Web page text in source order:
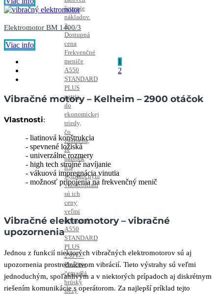
šetrenie
nákladov.
3.
Dostupná
cena
Frekvenčné
meniče
A550
STANDARD
PLUS
patria
do
ekonomickej
triedy,
čo
znamená,
že
napriek
ich
výnimočným
vlastnostiam
sú ich
ceny
veľmi
dostupné.
A550
STANDARD
PLUS
230V –
Použitie
čerpadlá
brúsky
frézy
Elektromotor BM 1400/3
Viac info
1
2
Vibračné motory – Kelheim – 2900 otáčok
Vlastnosti:
liatinová konštrukcia
spevnené ložiská
univerzálne rozmery
high tech strojné navíjanie
vákuová impregnácia vinutia
možnosť pripojenia na frekvenčný menič
Vibračné elektromotory – vibračné
upozornenia
Jednou z funkcií niektorých vibračných elektromotorov sú aj
upozornenia prostredníctvom vibrácií. Tieto výstrahy sú veľmi
jednoduchým, spoľahlivým a v niektorých prípadoch aj diskrétnym
riešením komunikácie s operátorom. Za najlepší príklad tejto